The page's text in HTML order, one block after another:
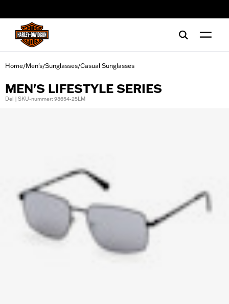
Home/Men's/Sunglasses/Casual Sunglasses
MEN'S LIFESTYLE SERIES
Del | SKU-nummer: 98654-25LM